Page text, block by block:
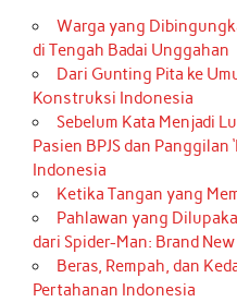
Warga yang
di Tengah Badai Unggahan
Dari Gunting Pita ke
Konstruksi Indonesia
Sebelum Kata Menjadi
Pasien BPJS dan Panggilan
Indonesia
Ketika Tangan yang
Pahlawan yang
dari Spider-Man: Brand
Beras, Rempah, dan
Pertahanan Indonesia